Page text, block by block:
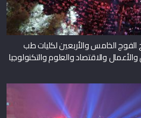
الخامس والأربعين لكليات طب
والاقتصاد والعلوم والتكنولوجيا